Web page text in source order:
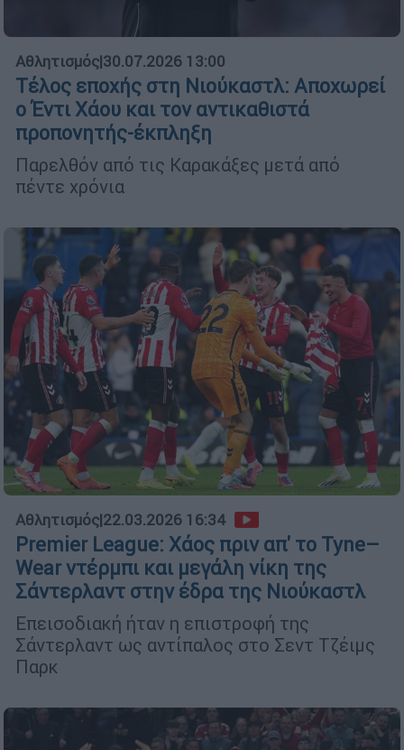
Αθλητισμός|30.07.2026 13:00
Τέλος εποχής στη Νιούκαστλ: Αποχωρεί
ο Έντι Χάου και τον αντικαθιστά
προπονητής-έκπληξη
Παρελθόν από τις Καρακάξες μετά από
πέντε χρόνια
Αθλητισμός|22.03.2026 16:34
Premier League: Χάος πριν απ' το Tyne–
Wear ντέρμπι και μεγάλη νίκη της
Σάντερλαντ στην έδρα της Νιούκαστλ
Επεισοδιακή ήταν η επιστροφή της
Σάντερλαντ ως αντίπαλος στο Σεντ Τζέιμς
Παρκ